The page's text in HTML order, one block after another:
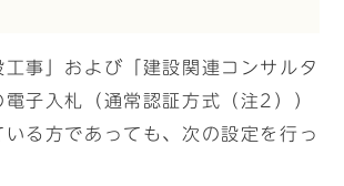
工事」および「建設関連コンサルタ
電子入札（通常認証方式（注2））
いる方であっても、次の設定を行っ